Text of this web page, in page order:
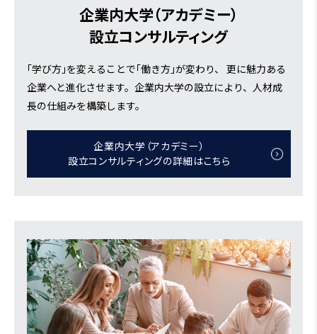
企業内大学（アカデミー）
設立コンサルティング
｢学び方｣を変えることで｢働き方｣が変わり、 更に魅力ある
企業へと進化させます。企業内大学の設立により、人材成
長の仕組みを構築します。
企業内大学（アカデミー）
設立コンサルティングの詳細はこちら